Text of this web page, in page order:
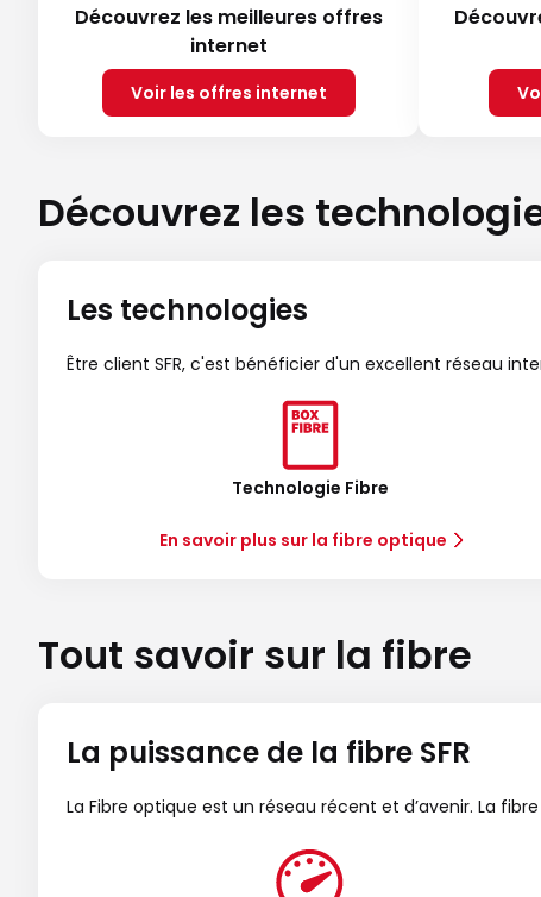
Découvrez les meilleures offres
internet
Voir les offres internet
Découvrez les
Les technologies
Être client SFR, c'est bénéficier d'un excellent réseau
Technologie Fibre
En savoir plus sur la fibre optique
Tout savoir sur la fibre
La puissance de la fibre SFR
La Fibre optique est un réseau récent et d’avenir. La